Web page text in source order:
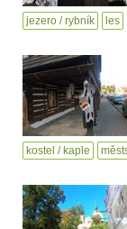
jezero / rybník les
kostel / kaple